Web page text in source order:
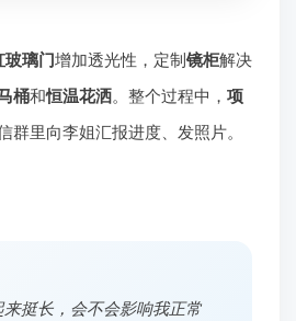
玻璃门增加透光性，定制镜柜解决
桶和恒温花洒。整个过程中， 项
群里向李姐汇报进度、发照片。
挺长，会不会影响我正常